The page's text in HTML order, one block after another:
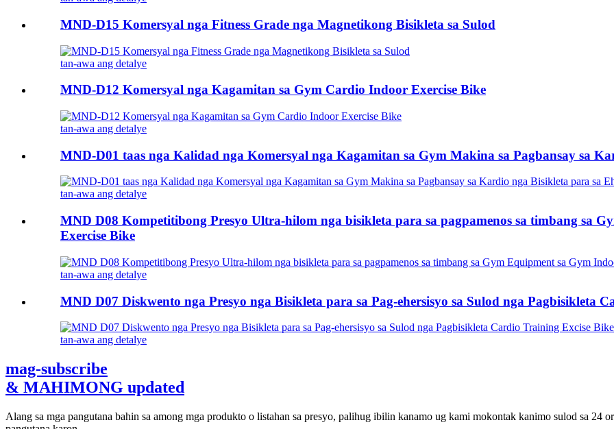
MND-D15 Komersyal nga Fitness Grade nga Magnetikong Bisikleta sa Sulod
tan-awa ang detalye
MND-D12 Komersyal nga Kagamitan sa Gym Cardio Indoor Exercise Bike
tan-awa ang detalye
MND-D01 taas nga Kalidad nga Komersyal nga Kagamitan sa Gym Makina sa Pagbansay sa
tan-awa ang detalye
MND D08 Kompetitibong Presyo Ultra-hilom nga bisikleta para sa pagpamenos sa timbang sa
Exercise Bike
tan-awa ang detalye
MND D07 Diskwento nga Presyo nga Bisikleta para sa Pag-ehersisyo sa Sulod nga Pagbisikleta
tan-awa ang detalye
mag-subscribe
& MAHIMONG updated
Alang sa mga pangutana bahin sa among mga produkto o listahan sa presyo, palihug ibilin kanamo ug kami mokontak kanimo sulod sa 24